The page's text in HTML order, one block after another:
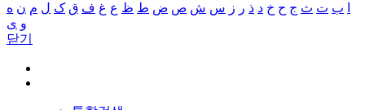
ب ت ث ج ح خ د ذ ر ز س ش ص ض ط ظ ع غ ف ق ک ل م ن ه
و ی
닫기